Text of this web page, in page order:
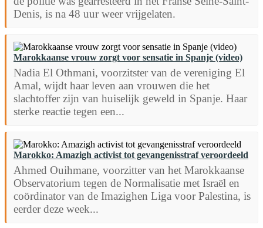
Denis, is na 48 uur weer vrijgelaten.
Marokkaanse vrouw zorgt voor sensatie in Spanje (video)
Nadia El Othmani, voorzitster van de vereniging El
Amal, wijdt haar leven aan vrouwen die het
slachtoffer zijn van huiselijk geweld in Spanje. Haar
sterke reactie tegen een...
Marokko: Amazigh activist tot gevangenisstraf veroordeeld
Ahmed Ouihmane, voorzitter van het Marokkaanse
Observatorium tegen de Normalisatie met Israël en
coördinator van de Imazighen Liga voor Palestina, is
eerder deze week...